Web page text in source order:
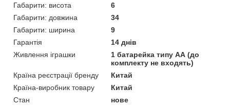
Габарити: висота
6
Габарити: довжина
34
Габарити: ширина
9
Гарантія
14 днів
Живлення іграшки
1 батарейка типу АА (до
комплекту не входять)
Країна реєстрації бренду
Китай
Країна-виробник товару
Китай
Стан
нове